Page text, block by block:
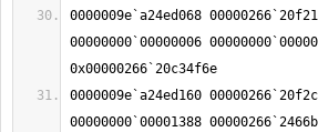
0000009e`a24ed068
00000000`00000006
0000009e`a24ed160
00000000`00001388